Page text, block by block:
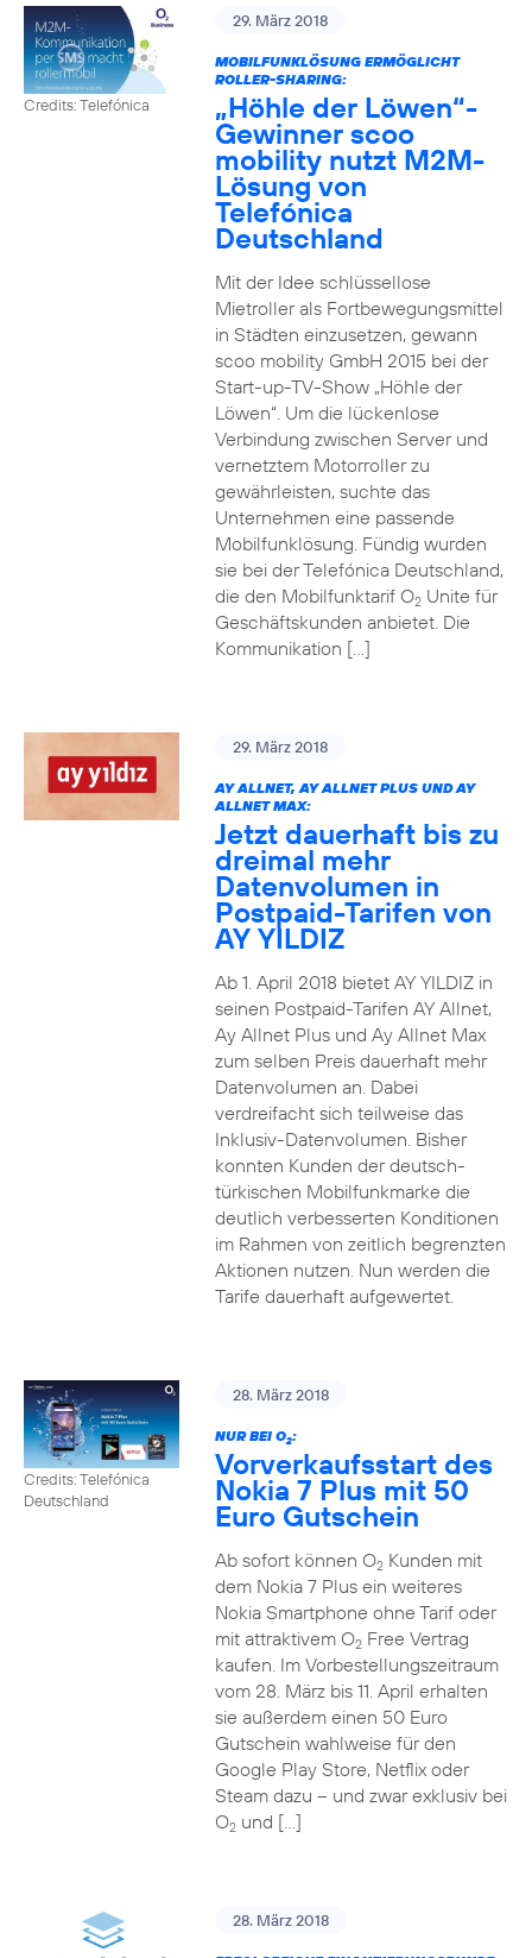
Credits: Telefónica
29. März 2018
MOBILFUNKLÖSUNG ERMÖGLICHT
ROLLER-SHARING:
„Höhle der Löwen“-
Gewinner scoo
mobility nutzt M2M-
Lösung von
Telefónica
Deutschland
Mit der Idee schlüssellose
Mietroller als Fortbewegungsmittel
in Städten einzusetzen, gewann
scoo mobility GmbH 2015 bei der
Start-up-TV-Show „Höhle der
Löwen“. Um die lückenlose
Verbindung zwischen Server und
vernetztem Motorroller zu
gewährleisten, suchte das
Unternehmen eine passende
Mobilfunklösung. Fündig wurden
sie bei der Telefónica Deutschland,
die den Mobilfunktarif O2Unite für
Geschäftskunden anbietet. Die
Kommunikation […]
29. März 2018
AY ALLNET, AY ALLNET PLUS UND AY
ALLNET MAX:
Jetzt dauerhaft bis zu
dreimal mehr
Datenvolumen in
Postpaid-Tarifen von
AY YILDIZ
Ab 1. April 2018 bietet AY YILDIZ in
seinen Postpaid-Tarifen AY Allnet,
Ay Allnet Plus und Ay Allnet Max
zum selben Preis dauerhaft mehr
Datenvolumen an. Dabei
verdreifacht sich teilweise das
Inklusiv-Datenvolumen. Bisher
konnten Kunden der deutsch-
türkischen Mobilfunkmarke die
deutlich verbesserten Konditionen
im Rahmen von zeitlich begrenzten
Aktionen nutzen. Nun werden die
Tarife dauerhaft aufgewertet.
Credits: Telefónica
Deutschland
28. März 2018
NUR BEI O2:
Vorverkaufsstart des
Nokia 7 Plus mit 50
Euro Gutschein
Ab sofort können O2Kunden mit
dem Nokia 7 Plus ein weiteres
Nokia Smartphone ohne Tarif oder
mit attraktivem O2Free Vertrag
kaufen. Im Vorbestellungszeitraum
vom 28. März bis 11. April erhalten
sie außerdem einen 50 Euro
Gutschein wahlweise für den
Google Play Store, Netflix oder
Steam dazu – und zwar exklusiv bei
O2und […]
28. März 2018